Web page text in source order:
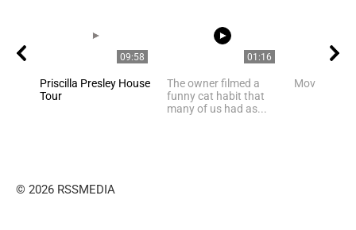
09:58
Priscilla Presley House
Tour
01:16
The owner filmed a
funny cat habit that
many of us had as...
Movie Stars
© 2026 RSSMEDIA